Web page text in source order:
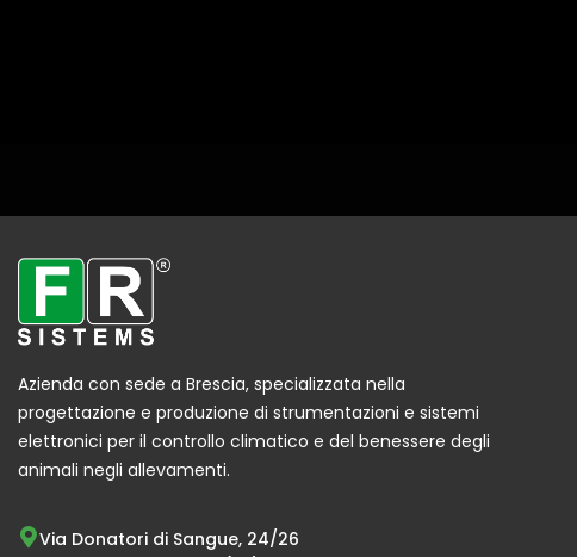
Azienda con sede a Brescia, specializzata nella
progettazione e produzione di strumentazioni e sistemi
elettronici per il controllo climatico e del benessere degli
animali negli allevamenti.
Via Donatori di Sangue, 24/26